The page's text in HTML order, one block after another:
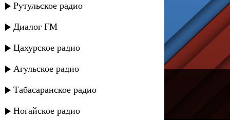
Рутульское радио
Диалог FM
Цахурское радио
Агульское радио
Табасаранское радио
Ногайское радио
---
Русское радио